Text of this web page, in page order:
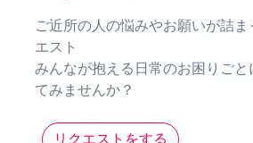
ご近所の人の悩みやお願いが詰ま
エスト
みんなが抱える日常のお困りごと
てみませんか？
リクエストをする